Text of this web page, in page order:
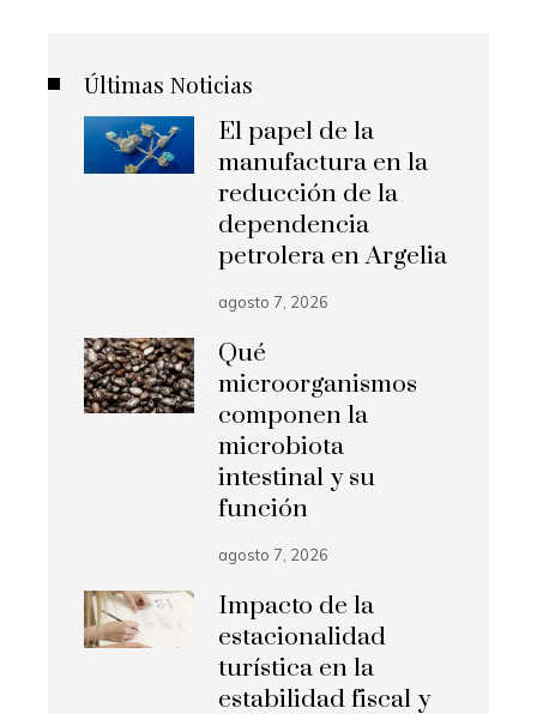
Últimas Noticias
El papel de la
manufactura en la
reducción de la
dependencia
petrolera en Argelia
agosto 7, 2026
Qué
microorganismos
componen la
microbiota
intestinal y su
función
agosto 7, 2026
Impacto de la
estacionalidad
turística en la
estabilidad fiscal y